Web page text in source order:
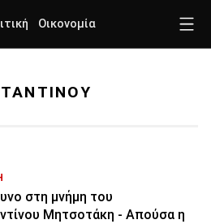
Οικονομία
στη μνήμη του
Μητσοτάκη - Απούσα η